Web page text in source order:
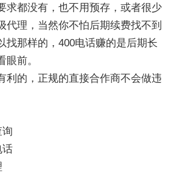
求都没有，也不用预存，或者很少
代理，当然你不怕后期续费找不到
找那样的，400电话赚的是后期长
前。
利的，正规的直接合作商不会做违
询
话